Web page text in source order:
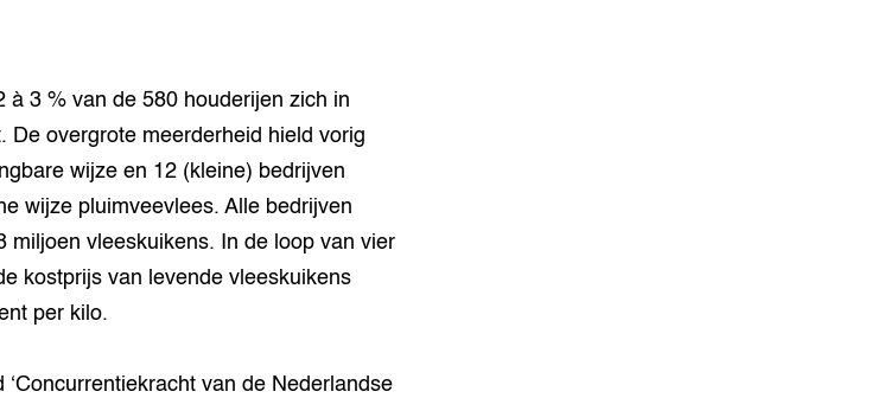
à 3 % van de 580 houderijen zich in
De overgrote meerderheid hield vorig
wijze en 12 (kleine) bedrijven
wijze pluimveevlees. Alle bedrijven
miljoen vleeskuikens. In de loop van vier
kostprijs van levende vleeskuikens
per kilo.
‘Concurrentiekracht van de Nederlandse